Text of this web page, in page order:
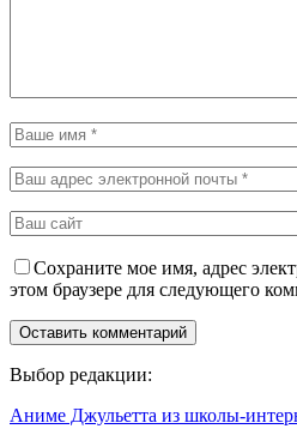
Сохраните мое имя, адрес
этом браузере для следующего
Выбор редакции:
Аниме Джульетта из школы-